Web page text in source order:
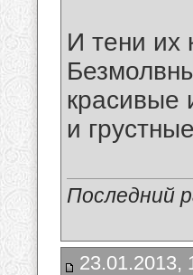
И тени их
красивые
и
Последний
23.01.2013,